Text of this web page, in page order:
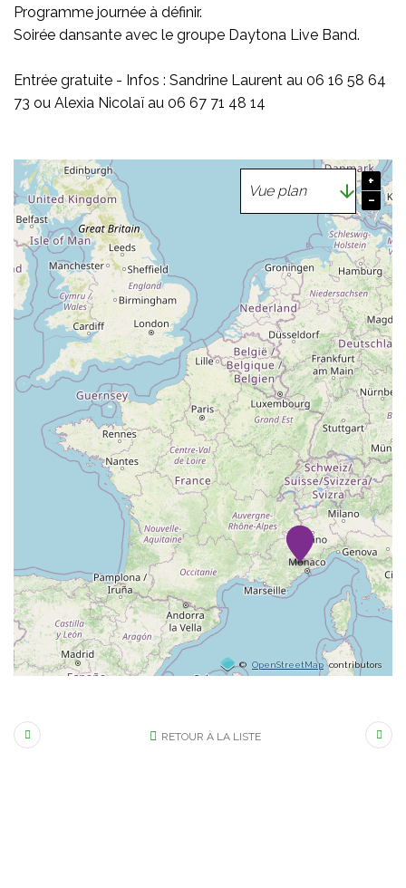
Programme journée à définir.
Soirée dansante avec le groupe Daytona Live Band.
Entrée gratuite - Infos : Sandrine Laurent au 06 16 58 64
73 ou Alexia Nicolaï au 06 67 71 48 14
© OpenStreetMap contributors
+
−
RETOUR À LA LISTE